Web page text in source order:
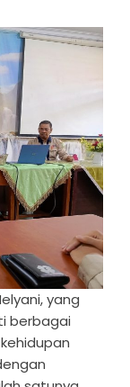
yang
berbagai